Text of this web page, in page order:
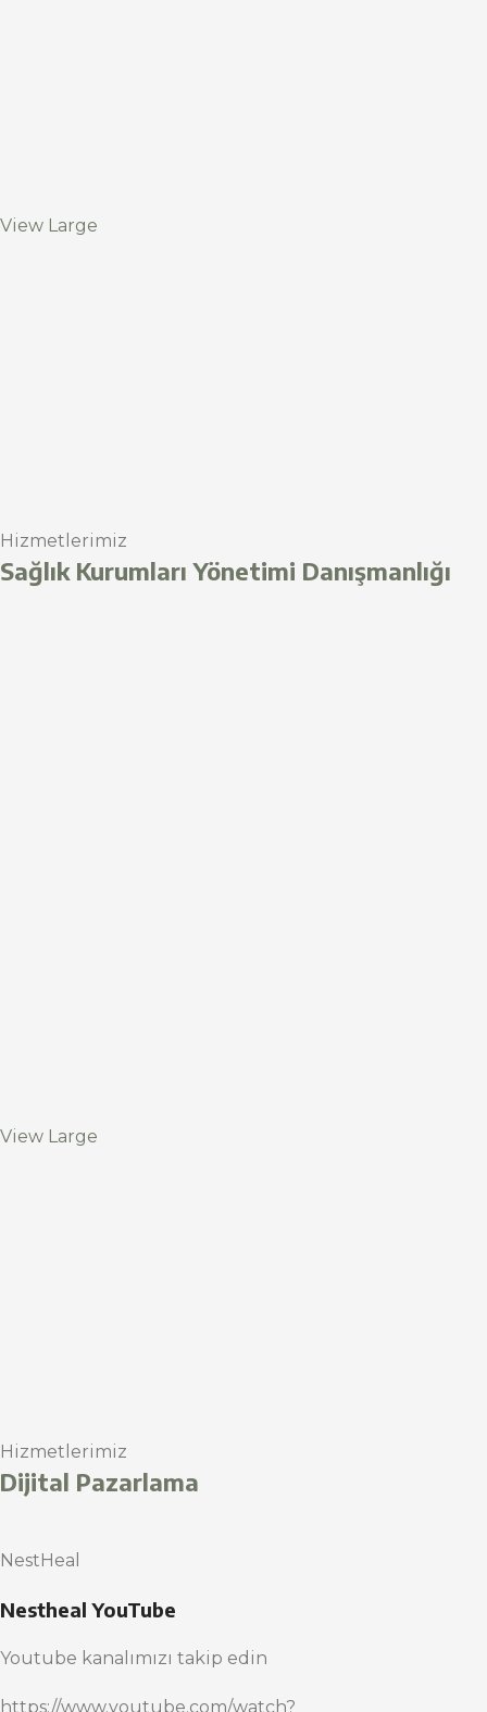
View Large
Hizmetlerimiz
Sağlık Kurumları Yönetimi Danışmanlığı
View Large
Hizmetlerimiz
Dijital Pazarlama
NestHeal
Nestheal YouTube
Youtube kanalımızı takip edin
https://www.youtube.com/watch?